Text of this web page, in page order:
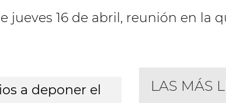
jueves 16 de abril, reunión en la
a deponer el
LAS MÁS